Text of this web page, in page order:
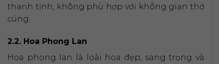
thanh tịnh, không phù hợp với không gian thờ
cúng.
2.2. Hoa Phong Lan
Hoa phong lan là loài hoa đẹp, sang trọng và